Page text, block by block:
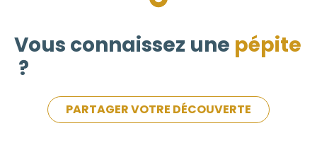
Vous connaissez une pépite
?
PARTAGER VOTRE DÉCOUVERTE